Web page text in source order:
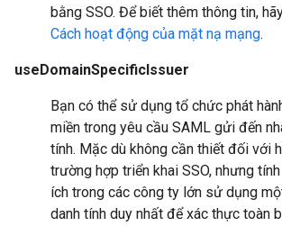
bằng SSO. Để biết thêm thông tin,
Cách hoạt động của mặt nạ mạng.
useDomainSpecificIssuer
Bạn có thể sử dụng tổ chức phát
miền trong yêu cầu SAML gửi đến
tính. Mặc dù không cần thiết đối với
trường hợp triển khai SSO, nhưng
ích trong các công ty lớn sử dụng
danh tính duy nhất để xác thực toàn